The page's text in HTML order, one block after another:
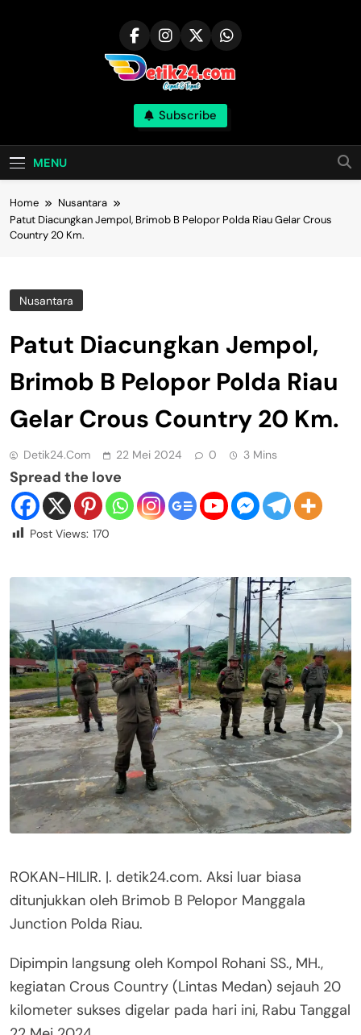
Subscribe
MENU
Home
Nusantara
Patut Diacungkan Jempol, Brimob B Pelopor Polda Riau Gelar Crous
Country 20 Km.
Nusantara
Patut Diacungkan Jempol,
Brimob B Pelopor Polda Riau
Gelar Crous Country 20 Km.
Detik24.com 22 Mei 2024 0 3 Mins
Spread the love
Post Views: 170
ROKAN-HILIR. |. detik24.com. Aksi luar biasa
ditunjukkan oleh Brimob B Pelopor Manggala
Junction Polda Riau.
Dipimpin langsung oleh Kompol Rohani SS., MH.,
kegiatan Crous Country (Lintas Medan) sejauh 20
kilometer sukses digelar pada hari ini, Rabu Tanggal